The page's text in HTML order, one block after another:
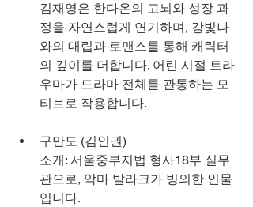
김재영은 한다온의 고뇌와 성장 과
정을 자연스럽게 연기하며, 강빛나
와의 대립과 로맨스를 통해 캐릭터
의 깊이를 더합니다. 어린 시절 트라
우마가 드라마 전체를 관통하는 모
티브로 작용합니다.
구만도 (김인권)
소개: 서울중부지법 형사18부 실무
관으로, 악마 발라크가 빙의한 인물
입니다.